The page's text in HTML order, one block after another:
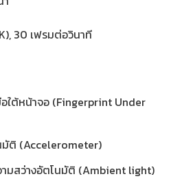
30 เฟรมต่อวินาที
ใต้หน้าจอ (Fingerprint Under
ติ (Accelerometer)
มสว่างอัตโนมัติ (Ambient light)